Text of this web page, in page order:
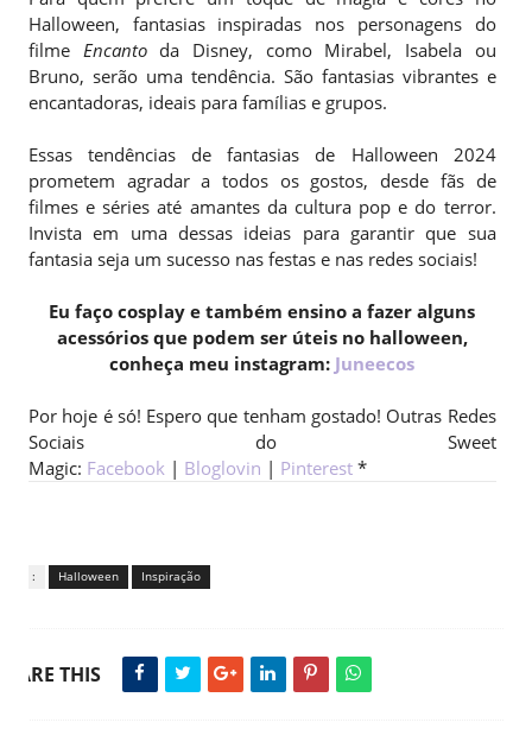
Halloween, fantasias inspiradas nos personagens do
filme Encantoda Disney, como Mirabel, Isabela ou
Bruno, serão uma tendência. São fantasias vibrantes e
encantadoras, ideais para famílias e grupos.
Essas tendências de fantasias de Halloween 2024
prometem agradar a todos os gostos, desde fãs de
filmes e séries até amantes da cultura pop e do terror.
Invista em uma dessas ideias para garantir que sua
fantasia seja um sucesso nas festas e nas redes sociais!
Eu faço cosplay e também ensino a fazer alguns
acessórios que podem ser úteis no halloween,
conheça meu instagram: Juneecos
Por hoje é só! Espero que tenham gostado! Outras Redes
Sociais do Sweet
Magic: Facebook | Bloglovin | Pinterest*
Tags : Halloween Inspiração
THIS